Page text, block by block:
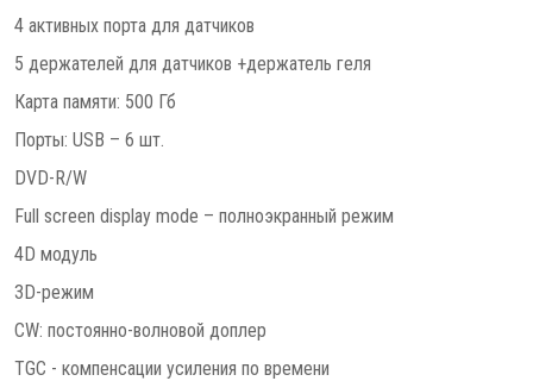
4 активных порта для датчиков
5 держателей для датчиков +держатель геля
Карта памяти: 500 Гб
Порты: USB – 6 шт.
DVD-R/W
Full screen display mode – полноэкранный режим
4D модуль
3D-режим
CW: постоянно-волновой доплер
TGC - компенсации усиления по времени